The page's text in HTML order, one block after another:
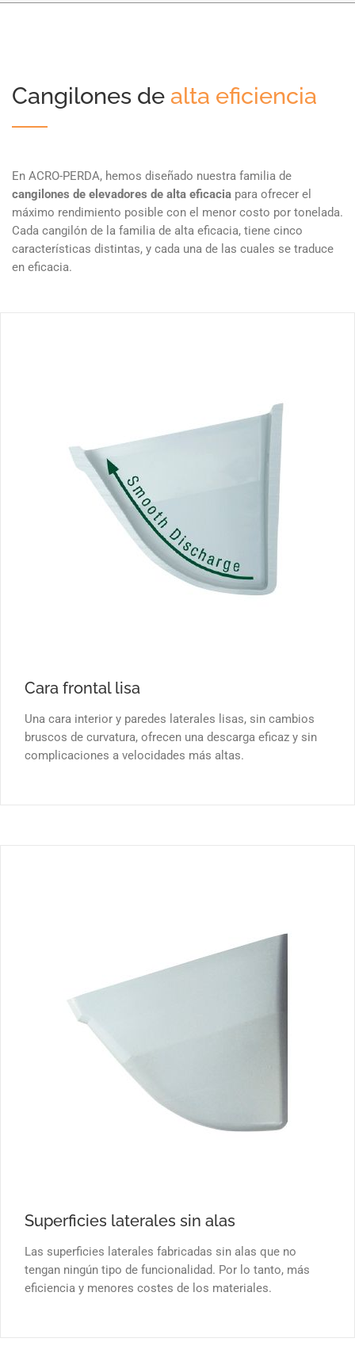
Cangilones de alta eficiencia
En ACRO-PERDA, hemos diseñado nuestra familia de
cangilones de elevadores de alta eficacia para ofrecer el
máximo rendimiento posible con el menor costo por tonelada.
Cada cangilón de la familia de alta eficacia, tiene cinco
características distintas, y cada una de las cuales se traduce
en eficacia.
Cara frontal lisa
Una cara interior y paredes laterales lisas, sin cambios
bruscos de curvatura, ofrecen una descarga eficaz y sin
complicaciones a velocidades más altas.
Superficies laterales sin alas
Las superficies laterales fabricadas sin alas que no
tengan ningún tipo de funcionalidad. Por lo tanto, más
eficiencia y menores costes de los materiales.